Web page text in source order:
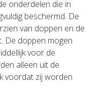
onderdelen die in
beschermd. De
van doppen en de
De doppen mogen
voor de
alleen uit de
voordat zij worden